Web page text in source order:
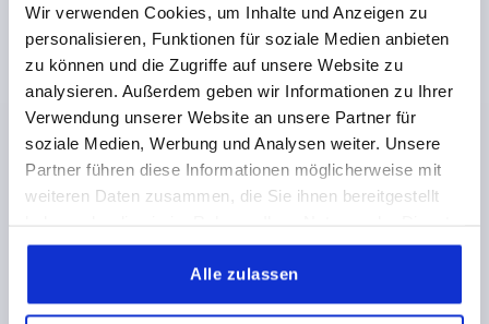
Wir verwenden Cookies, um Inhalte und Anzeigen zu
personalisieren, Funktionen für soziale Medien anbieten
zu können und die Zugriffe auf unsere Website zu
analysieren. Außerdem geben wir Informationen zu Ihrer
Verwendung unserer Website an unsere Partner für
soziale Medien, Werbung und Analysen weiter. Unsere
Partner führen diese Informationen möglicherweise mit
weiteren Daten zusammen, die Sie ihnen bereitgestellt
gesammelt haben.
Alle zulassen
FÜNFSTERNGRIFF D=M08X25 D1=40 H=27,7, FORM:L
THERMOPLAST, KOMP:STAHL
GEWINDE=M8
AUSSENDURCHMESSER=40
GEWINDELÄNGE=25
FORM=L D2=19
HÖHE=27,7
H1=4,6
zzgl. MwSt.
zzgl. Versandkosten
DETAILS